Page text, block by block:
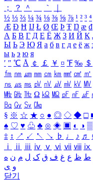
；
？ ＾ ｀
½ ⅓ ⅔ ¼ ¾ ⅛ ⅜ ⅝ ⅞ ¹ ² ³ ⁴
Æ Ð Ħ Ĳ Ł Ø Œ Þ Ŧ Ŋ æ đ
А Б В Г Д Е Ё Ж З И Й К
Ы Ь Э Ю Я а б в г д е ё ж
ы ь э ю я
′ ″ ℃ Å ￠ ￡ ￥ ¤ ℉ ‰ ＄
㎙ ㎚ ㎛ ㎜ ㎝ ㎞ ㎟ ㎠ ㎡
㎱ ㎲ ㎳ ㎴ ㎵ ㎶ ㎷ ㎸ ㎹
㎒ ㎓ ㎔ Ω ㏀ ㏁ ㎊ ㎋ ㎌
㏃ ㏉ ㏜ ㏆
§ ※ ☆ ★ ○ ● ◎ ◇ ◆ □
♠ ♡ ♥ ♧ ♣ ⊙ ◈ ▣ ◐ ◑ ▒
‡ ↕ ↗ ↙ ↖ ↘ ♭ ♩ ♪ ♬
ⅰ
ⅱ ⅲ ⅳ ⅴ ⅵ ⅶ ⅷ ⅸ
ط ظ ع غ ف ق ک ل م ن ه
و ی
닫기